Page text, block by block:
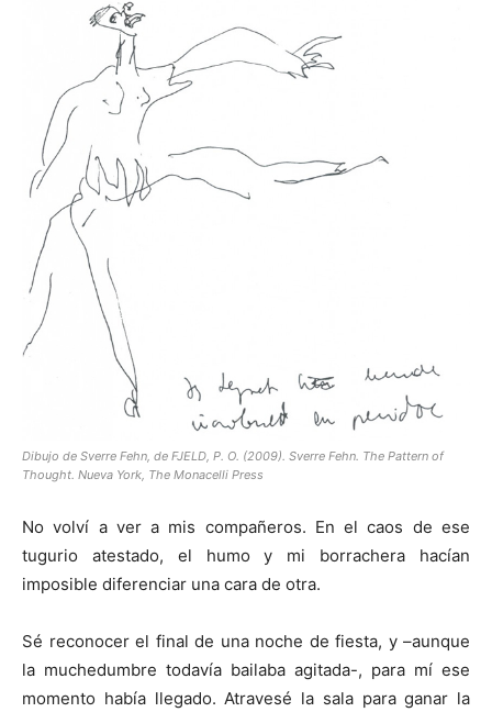
Dibujo de Sverre Fehn, de FJELD, P. O. (2009). Sverre Fehn. The Pattern of
Thought. Nueva York, The Monacelli Press
No volví a ver a mis compañeros. En el caos de ese
tugurio atestado, el humo y mi borrachera hacían
imposible diferenciar una cara de otra.
Sé reconocer el final de una noche de fiesta, y –aunque
la muchedumbre todavía bailaba agitada-, para mí ese
momento había llegado. Atravesé la sala para ganar la